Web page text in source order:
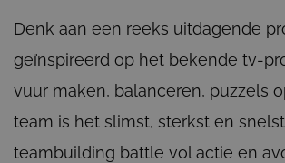
Denk aan een reeks uitdagende
geïnspireerd op het bekende tv-
vuur maken, balanceren, puzzels
team is het slimst, sterkst en
teambuilding battle vol actie en